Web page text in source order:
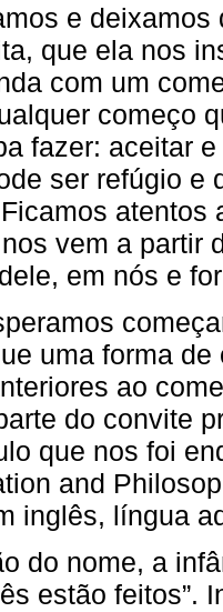
e
que ela nos
com um
começo
fazer: aceitar
ser refúgio e
atentos
vem a partir
em nós e
uma forma
ao
do convite
que nos foi
and
inglês, língua
do nome, a
estão feitos”.